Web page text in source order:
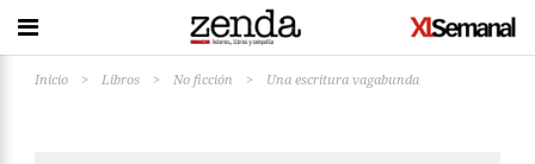
Inicio > Libros > No ficción > Una escritura vagabunda